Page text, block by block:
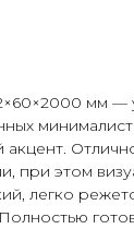
мм —
при этом
легко